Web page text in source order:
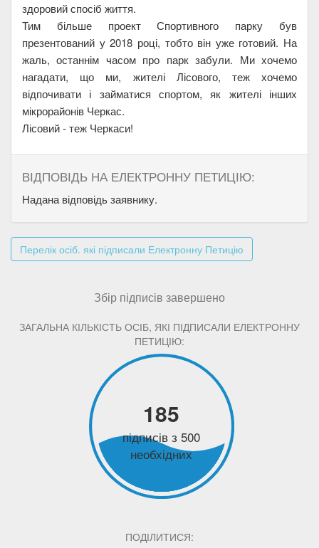
здоровий спосіб життя.
Тим більше проект Спортивного парку був
презентований у 2018 році, тобто він уже готовий. На
жаль, останнім часом про парк забули. Ми хочемо
нагадати, що ми, жителі Лісового, теж хочемо
відпочивати і займатися спортом, як жителі інших
мікрорайонів Черкас.
Лісовий - теж Черкаси!
ВІДПОВІДЬ НА ЕЛЕКТРОННУ ПЕТИЦІЮ:
Надана відповідь заявнику.
Перелік осіб. які підписали Електронну Петицію
Збір підписів завершено
ЗАГАЛЬНА КІЛЬКІСТЬ ОСІБ, ЯКІ ПІДПИСАЛИ ЕЛЕКТРОННУ
ПЕТИЦІЮ:
185
підписів з 500
необхідних
ПОДІЛИТИСЯ: